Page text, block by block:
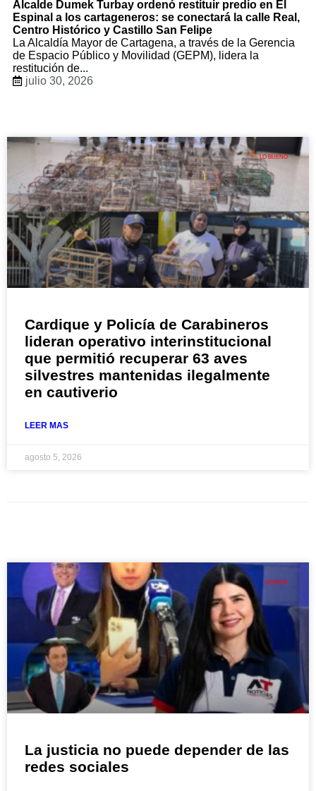
Alcalde Dumek Turbay ordenó restituir predio en El
Espinal a los cartageneros: se conectará la calle Real,
Centro Histórico y Castillo San Felipe
La Alcaldía Mayor de Cartagena, a través de la Gerencia
de Espacio Público y Movilidad (GEPM), lidera la
restitución de...
julio 30, 2026
LO BUENO
Cardique y Policía de Carabineros
lideran operativo interinstitucional
que permitió recuperar 63 aves
silvestres mantenidas ilegalmente
en cautiverio
LEER MAS
agosto 5, 2026
OPINIÓN
La justicia no puede depender de las
redes sociales